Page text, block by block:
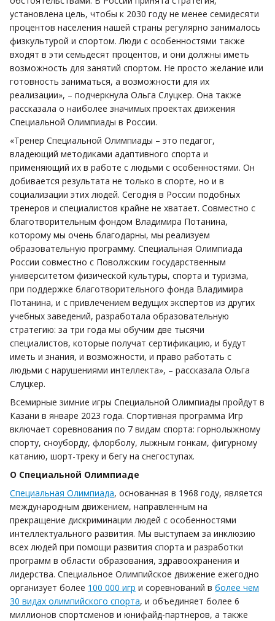
установлена цель, чтобы к 2030 году не менее семидесяти
процентов населения нашей страны регулярно занималось
физкультурой и спортом. Люди с особенностями также
входят в эти семьдесят процентов, и они должны иметь
возможность для занятий спортом. Не просто желание или
готовность заниматься, а возможности для их
реализации», – подчеркнула Ольга Слуцкер. Она также
рассказала о наиболее значимых проектах движения
Специальной Олимпиады в России.
«Тренер Специальной Олимпиады – это педагог,
владеющий методиками адаптивного спорта и
применяющий их в работе с людьми с особенностями. Он
добивается результата не только в спорте, но и в
социализации этих людей. Сегодня в России подобных
тренеров и специалистов крайне не хватает. Совместно с
благотворительным фондом Владимира Потанина,
которому мы очень благодарны, мы реализуем
образовательную программу. Специальная Олимпиада
России совместно с Поволжским государственным
университетом физической культуры, спорта и туризма,
при поддержке благотворительного фонда Владимира
Потанина, и с привлечением ведущих экспертов из других
учебных заведений, разработала образовательную
стратегию: за три года мы обучим две тысячи
специалистов, которые получат сертификацию, и будут
иметь и знания, и возможности, и право работать с
людьми с нарушениями интеллекта», – рассказала Ольга
Слуцкер.
Всемирные зимние игры Специальной Олимпиады пройдут в
Казани в январе 2023 года. Спортивная программа Игр
включает соревнования по 7 видам спорта: горнолыжному
спорту, сноуборду, флорболу, лыжным гонкам, фигурному
катанию, шорт-треку и бегу на снегоступах.
О Специальной Олимпиаде
Специальная Олимпиада, основанная в 1968 году, является
международным движением, направленным на
прекращение дискриминации людей с особенностями
интеллектуального развития. Мы выступаем за инклюзию
всех людей при помощи развития спорта и разработки
программ в области образования, здравоохранения и
лидерства. Специальное Олимпийское движение ежегодно
организует более 100 000 игр и соревнований в более чем
30 видах олимпийского спорта, и объединяет более 6
миллионов спортсменов и юнифайд-партнеров, а также